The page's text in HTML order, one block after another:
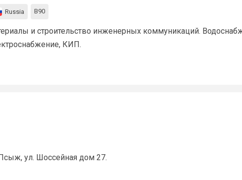
Russia В90
и строительство инженерных коммуникаций.
КИП.
ул. Шоссейная дом 27.